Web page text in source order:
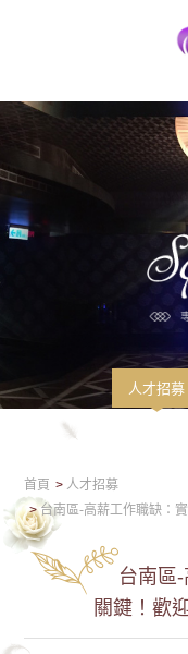
人才招募
首頁
人才招募
台南區-高薪工作職缺：
台南區
關鍵！歡